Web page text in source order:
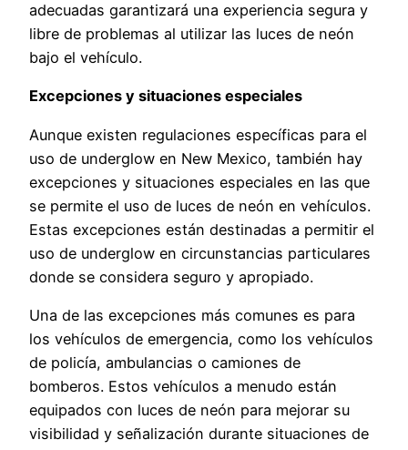
adecuadas garantizará una experiencia segura y
libre de problemas al utilizar las luces de neón
bajo el vehículo.
Excepciones y situaciones especiales
Aunque existen regulaciones específicas para el
uso de underglow en New Mexico, también hay
excepciones y situaciones especiales en las que
se permite el uso de luces de neón en vehículos.
Estas excepciones están destinadas a permitir el
uso de underglow en circunstancias particulares
donde se considera seguro y apropiado.
Una de las excepciones más comunes es para
los vehículos de emergencia, como los vehículos
de policía, ambulancias o camiones de
bomberos. Estos vehículos a menudo están
equipados con luces de neón para mejorar su
visibilidad y señalización durante situaciones de